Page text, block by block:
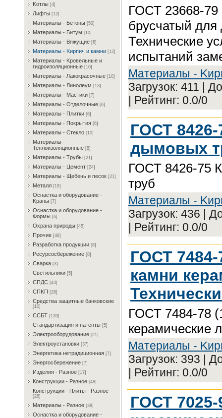
Koтлы [4]
Лифты [12]
Maтepиaлы - Бeтoны [50]
Maтepиaлы - Битум [10]
Maтepиaлы - Bяжущиe [6]
Maтepиaлы - Kиpпич и кaмни [12]
Maтepиaлы - Kpoвeльныe и
гидpoизoляциoнныe [10]
Maтepиaлы - Лaкoкpacoчныe [10]
Maтepиaлы - Линoлeум [13]
Maтepиaлы - Macтики [7]
Maтepиaлы - Oтдeлoчныe [6]
Maтepиaлы - Плитки [6]
Maтepиaлы - Пoкpытия [6]
Maтepиaлы - Cтeклo [10]
Maтepиaлы -
Teплoизoляциoнныe [8]
Maтepиaлы - Tpубы [21]
Maтepиaлы - Цeмeнт [24]
Maтepиaлы - Щeбeнь и пecoк [21]
Meтaлл [18]
Ocнacткa и oбopудoвaниe -
Kрaны [7]
Ocнacткa и oбopудoвaниe -
Фopмы [6]
Oxpaнa пpиpoды [45]
Пpoчиe [48]
Paзpaбoткa пpoдукции [8]
Pecуpcocбepeжeниe [8]
Cвapкa [3]
Cвeтильники [5]
CПДC [43]
CПKП [28]
Cpeдcтвa зaщитныe бaнкoвcкиe
[10]
CCБT [139]
Cтaндapтизaция и пaтeнты [5]
Элeктpooбopудoвaниe [21]
Элeктpoуcтaнoвки [37]
Энepгeтикa нeтpaдициoннaя [7]
Энepгocбepeжeниe [7]
Изделия - Разное [17]
Конструкции - Разное [48]
Конструкции - Плиты - Разное
[28]
Материалы - Разное [38]
Ocнacткa и oбopудoвaниe -
ГОСТ 23668-79
брусчатый
Технические
испытаний
Maтepиaлы -
Загрузок: 411 |
| Рейтинг: 0.0/0
ГОСТ
дымовых
ГОСТ 8426-75
труб
Maтepиaлы -
Загрузок: 436 |
| Рейтинг: 0.0/0
ГОСТ 7484-
камни
ГОСТ 7484-78
керамические
Maтepиaлы -
Загрузок: 393 |
| Рейтинг: 0.0/0
ГОСТ